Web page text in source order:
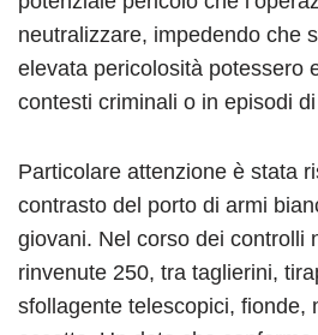
neutralizzare, impedendo che
elevata pericolosità potessero
contesti criminali o in episodi
Particolare attenzione è stata
contrasto del porto di armi
giovani. Nel corso dei controlli
rinvenute 250, tra taglierini,
sfollagente telescopici, fionde,